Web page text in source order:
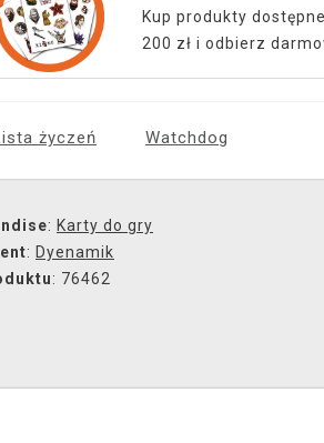
Kup produkty
200 zł i odbierz
życzeń Watchdog
: Karty do gry
: Dyenamik
: 76462